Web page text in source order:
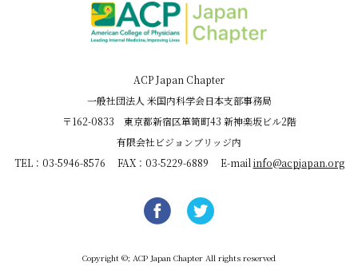
ACP Japan Chapter
一般社団法人 米国内科学会日本支部事務局
〒162-0833 東京都新宿区箪笥町43 新神楽坂ビル2階
有限会社ビジョンブリッジ内
TEL：03-5946-8576 FAX：03-5229-6889 E-mail info@acpjapan.org
Copyright ©; ACP Japan Chapter All rights reserved